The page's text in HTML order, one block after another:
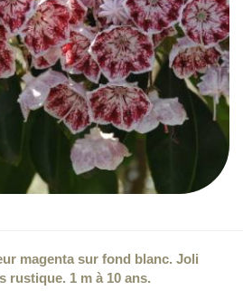
magenta sur fond blanc. Joli
rustique. 1 m à 10 ans.